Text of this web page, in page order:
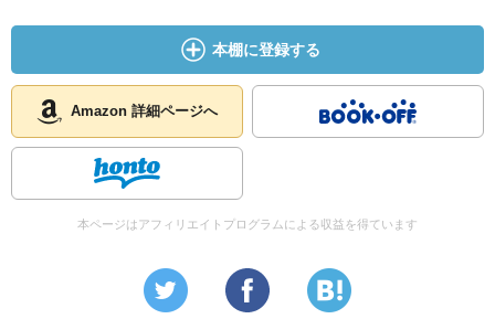
す、という動きが、もう既に現実のものとなっているらし
事実は小説より奇なりとはよく言ったもので、まさに映画
の世界である。
遺伝子操作というものについて、自分はどうしても恐怖を
感じてしまう。
特に生物の寿命を延ばすことは、人が踏み込んではいけな
うな気がする。
本棚に登録する
Amazon 詳細ページへ
本ページはアフィリエイトプログラムによる収益を得ています